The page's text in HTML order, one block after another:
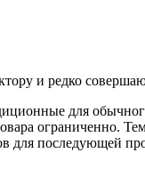
и редко
для
ограниченно.
для последующей